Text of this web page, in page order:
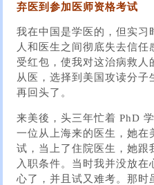
弃医到参加医师资格考试
我在中国是学医的，但实习
人和医生之间彻底失去信
受红包，使我对这治病救
从医，选择到美国攻读分子
再回头了。
来美後，头三年忙着 PhD
一位从上海来的医生，她在
试，当上了住院医生，她跟
入职条件。当时我并没放
心了，并且试又难考。那时